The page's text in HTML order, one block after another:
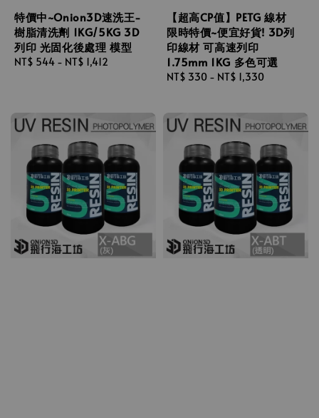
特價中~Onion3D速洗王-
樹脂清洗劑 1KG/5KG 3D
列印 光固化後處理 模型
Regular
NT$ 544 - NT$ 1,412
【超高CP值】PETG 線材
限時特價~便宜好貨! 3D列
印線材 可高速列印
1.75mm 1KG 多色可選
Regular
NT$ 330 - NT$ 1,330